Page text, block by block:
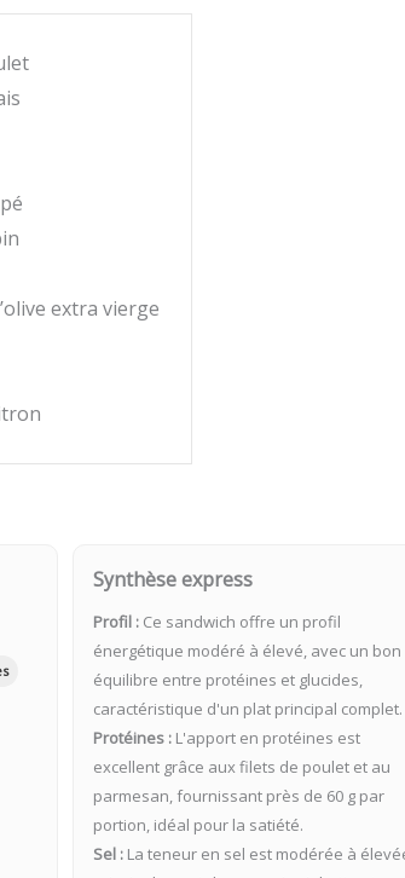
extra vierge
Synthèse express
Profil : Ce sandwich offre un profil
énergétique modéré à élevé, avec un bon
équilibre entre protéines et glucides,
caractéristique d'un plat principal complet.
Protéines : L'apport en protéines est
excellent grâce aux filets de poulet et au
parmesan, fournissant près de 60 g par
portion, idéal pour la satiété.
Sel : La teneur en sel est modérée à